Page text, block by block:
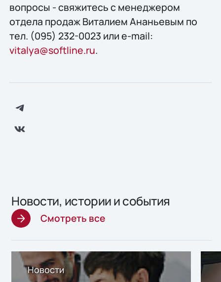
вопросы - свяжитесь с менеджером
отдела продаж Виталием Ананьевым по
тел. (095) 232-0023 или e-mail:
vitalya@softline.ru.
Новости, истории и события
Смотреть все
Новости